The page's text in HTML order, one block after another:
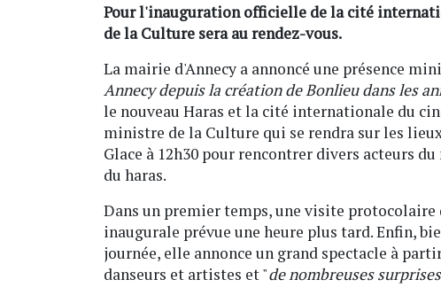
Pour l'inauguration officielle de la cité
de la Culture sera au rendez-vous.
La mairie d'Annecy a annoncé une présence
Annecy depuis la création de Bonlieu dans les
le nouveau Haras et la cité internationale du
ministre de la Culture qui se rendra sur les
Glace à 12h30 pour rencontrer divers acteurs
du haras.
Dans un premier temps, une visite protocolaire
inaugurale prévue une heure plus tard. Enfin,
journée, elle annonce un grand spectacle à
danseurs et artistes et "de nombreuses